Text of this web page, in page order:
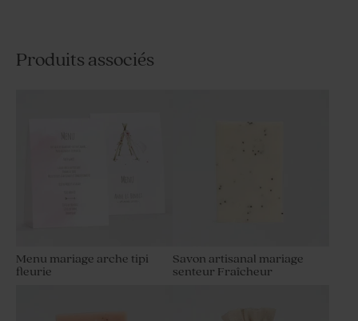
Produits associés
Menu mariage arche tipi
fleurie
Savon artisanal mariage
senteur Fraîcheur